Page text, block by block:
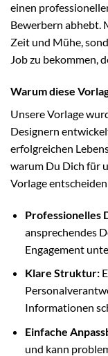
einen
Bewerbern abhebt.
Zeit und Mühe,
Job zu bekommen,
Warum diese
Unsere Vorlage
Designern
erfolgreichen
warum Du Dich für
Vorlage
Professionelles
ansprechendes
Engagement
Klare Struktur:
Informationen
Einfache
und kann